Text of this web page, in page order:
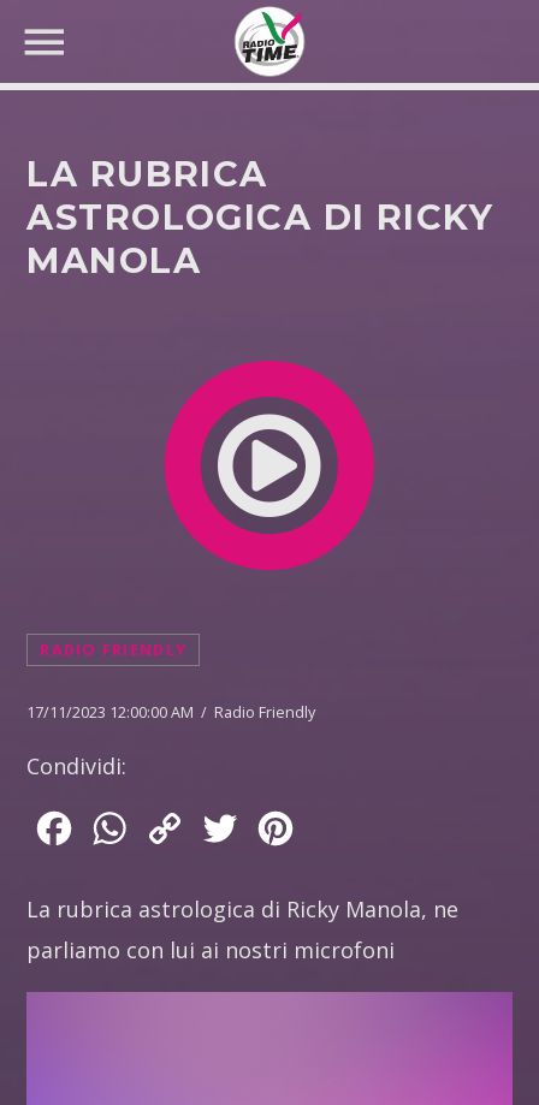
CERCA NEL SITO WEB:
LA RUBRICA
ASTROLOGICA DI RICKY
MANOLA
RADIO FRIENDLY
17/11/2023 12:00:00 AM / Radio Friendly
Condividi:
FacebookWhatsApp
Copy
Twitter
La rubrica astrologica di Ricky Manola, ne
parliamo con lui ai nostri microfoni